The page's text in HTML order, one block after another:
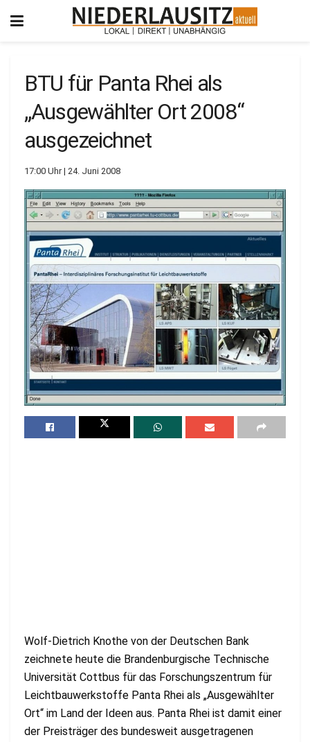
BTU für Panta Rhei als
„Ausgewählter Ort 2008“
ausgezeichnet
17:00 Uhr | 24. Juni 2008
Wolf-Dietrich Knothe von der Deutschen Bank
zeichnete heute die Brandenburgische Technische
Universität Cottbus für das Forschungszentrum für
Leichtbauwerkstoffe Panta Rhei als „Ausgewählter
Ort“ im Land der Ideen aus. Panta Rhei ist damit einer
der Preisträger des bundesweit ausgetragenen